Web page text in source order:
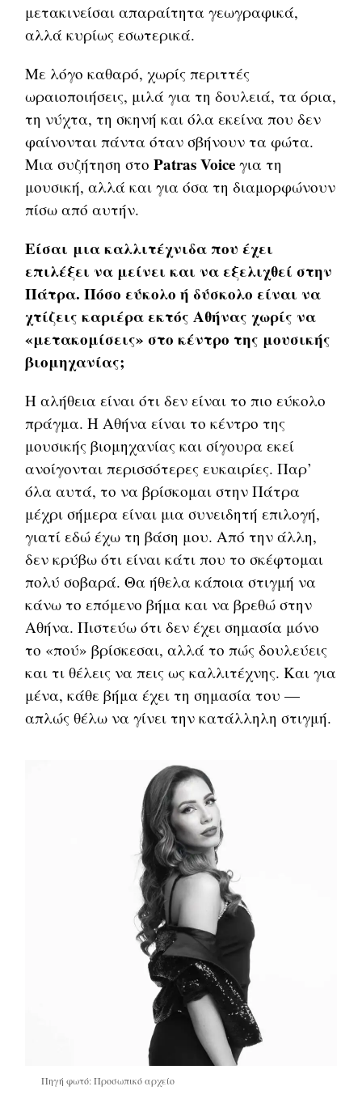
μετακινείσαι απαραίτητα γεωγραφικά,
αλλά κυρίως εσωτερικά.
Με λόγο καθαρό, χωρίς περιττές
ωραιοποιήσεις, μιλά για τη δουλειά, τα όρια,
τη νύχτα, τη σκηνή και όλα εκείνα που δεν
φαίνονται πάντα όταν σβήνουν τα φώτα.
Μια συζήτηση στοPatras Voice για τη
μουσική, αλλά και για όσα τη διαμορφώνουν
πίσω από αυτήν.
Είσαι μια καλλιτέχνιδα που έχει
επιλέξει να μείνει και να εξελιχθεί στην
Πάτρα. Πόσο εύκολο ή δύσκολο είναι να
χτίζεις καριέρα εκτός Αθήνας χωρίς να
«μετακομίσεις» στο κέντρο της μουσικής
βιομηχανίας;
Η αλήθεια είναι ότι δεν είναι το πιο εύκολο
πράγμα. Η Αθήνα είναι το κέντρο της
μουσικής βιομηχανίας και σίγουρα εκεί
ανοίγονται περισσότερες ευκαιρίες. Παρ’
όλα αυτά, το να βρίσκομαι στην Πάτρα
μέχρι σήμερα είναι μια συνειδητή επιλογή,
γιατί εδώ έχω τη βάση μου. Από την άλλη,
δεν κρύβω ότι είναι κάτι που το σκέφτομαι
πολύ σοβαρά. Θα ήθελα κάποια στιγμή να
κάνω το επόμενο βήμα και να βρεθώ στην
Αθήνα. Πιστεύω ότι δεν έχει σημασία μόνο
το «πού» βρίσκεσαι, αλλά το πώς δουλεύεις
και τι θέλεις να πεις ως καλλιτέχνης. Και για
μένα, κάθε βήμα έχει τη σημασία του —
απλώς θέλω να γίνει την κατάλληλη στιγμή.
Πηγή φωτό: Προσωπικό αρχείο